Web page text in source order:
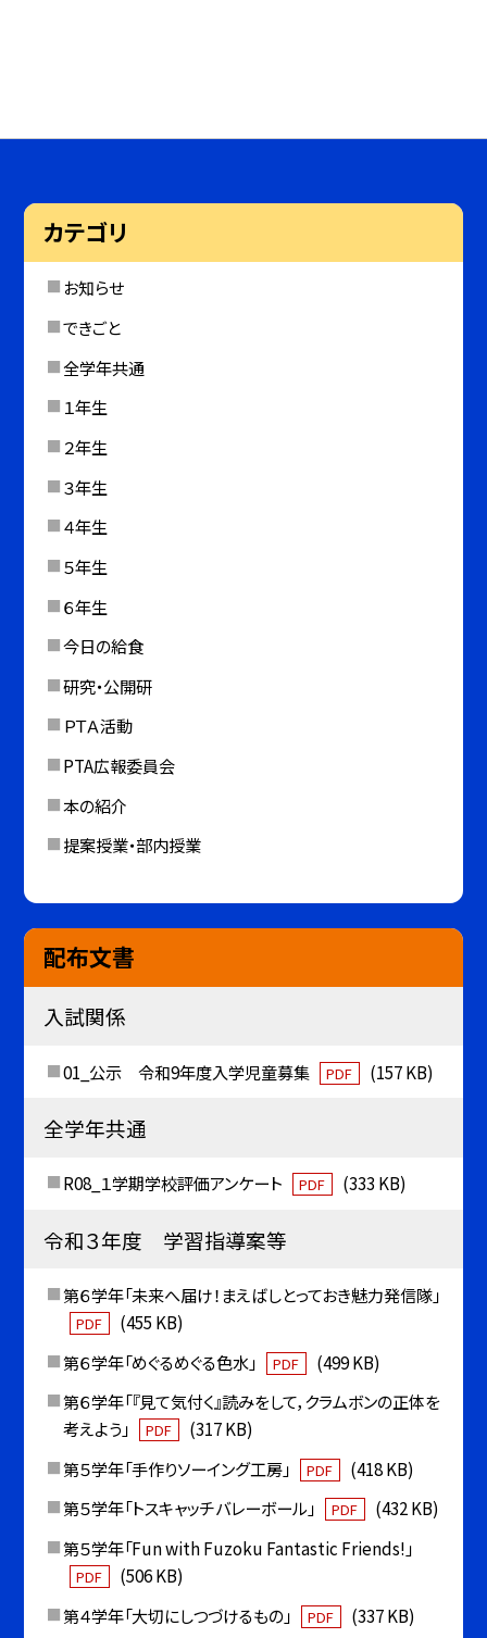
カテゴリ
お知らせ
できごと
全学年共通
１年生
２年生
３年生
４年生
５年生
６年生
今日の給食
研究・公開研
ＰＴＡ活動
PTA広報委員会
本の紹介
提案授業・部内授業
配布文書
入試関係
01_公示 令和9年度入学児童募集 PDF (157 KB)
全学年共通
R08_１学期学校評価アンケート PDF (333 KB)
令和３年度 学習指導案等
第６学年「未来へ届け！まえばしとっておき魅力発信隊」
PDF
(455 KB)
第６学年「めぐるめぐる色水」
PDF
(499 KB)
第６学年「『見て気付く』読みをして，クラムボンの正体を
考えよう」
PDF
(317 KB)
第５学年「手作りソーイング工房」
PDF
(418 KB)
第５学年「トスキャッチバレーボール」
PDF
(432 KB)
第５学年「Fun with Fuzoku Fantastic Friends!」
PDF
(506 KB)
第４学年「大切にしつづけるもの」
PDF (337 KB)